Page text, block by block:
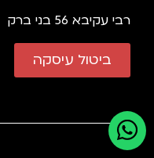
רבי עקיבא 56 בני ברק
ביטול עיסקה